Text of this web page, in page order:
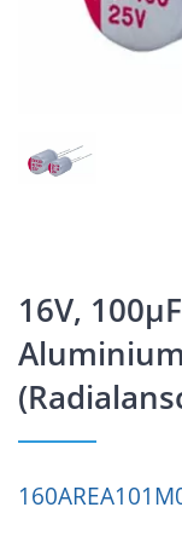
16V,